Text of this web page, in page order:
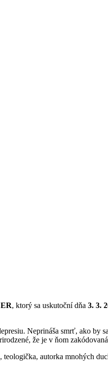
, ktorý sa uskutoční dňa 3. 3.
Neprináša smrť, ako by
že je v ňom
autorka mnohých